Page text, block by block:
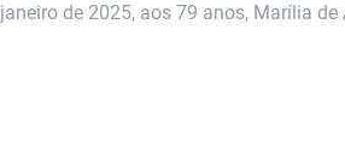
janeiro de 2025, aos 79 anos, Marília de